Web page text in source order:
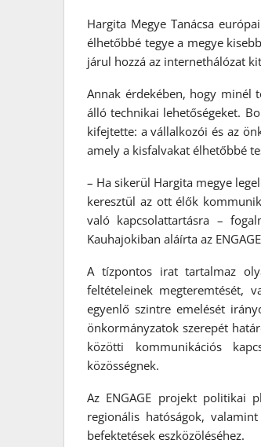
Hargita Megye Tanácsa
élhetőbbé tegye a megye
járul hozzá az internethálózat
Annak érdekében, hogy minél
álló technikai lehetőségeket.
kifejtette: a vállalkozói és az
amely a kisfalvakat élhetőbbé
– Ha sikerül Hargita megye
keresztül az ott élők
való kapcsolattartásra –
Kauhajokiban aláírta az
A tízpontos irat tartalmaz
feltételeinek megteremtését,
egyenlő szintre emelését
önkormányzatok szerepét
közötti kommunikációs
közösségnek.
Az ENGAGE projekt politikai
regionális hatóságok,
befektetések eszközöléséhez.